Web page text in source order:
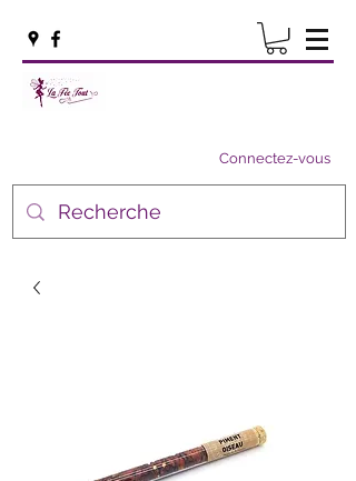
Connectez-vous